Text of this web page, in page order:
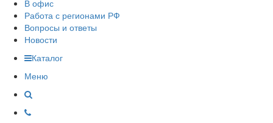
В офис
Работа с регионами РФ
Вопросы и ответы
Новости
Каталог
Меню